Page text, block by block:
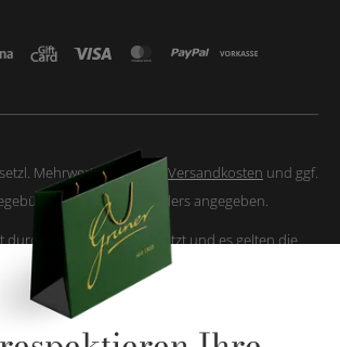
Mehrwertsteuer zzgl.Versandkosten und ggf.
wenn nicht anders angegeben.
durch reCAPTCHA geschützt und es gelten die
und Nutzungsbedingungen